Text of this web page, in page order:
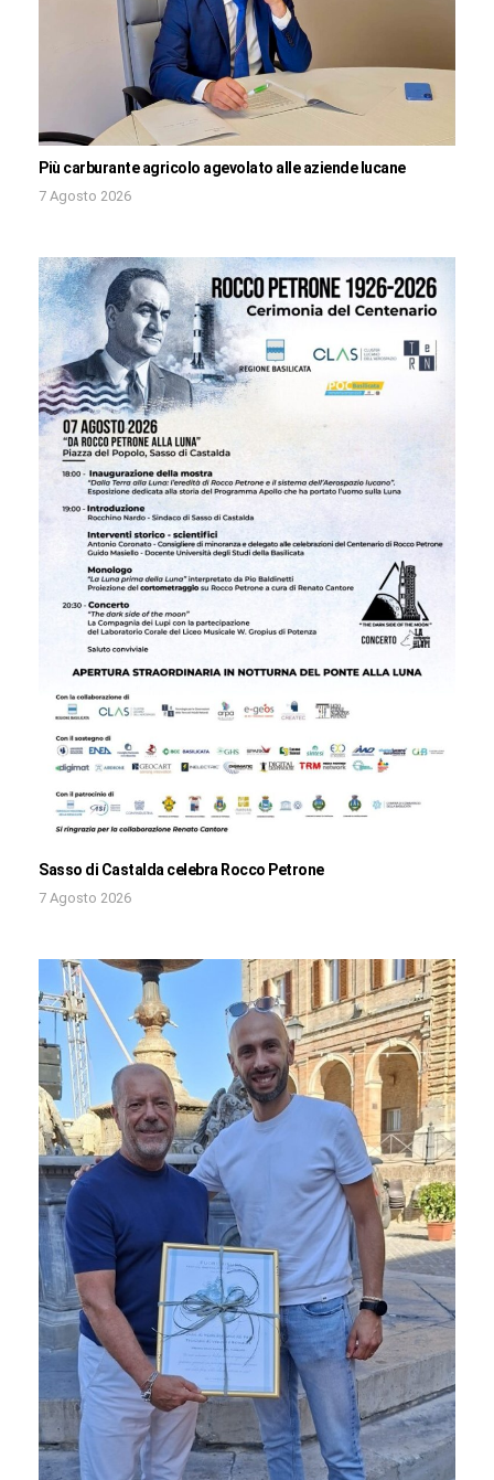
Più carburante agricolo agevolato alle aziende lucane
7 Agosto 2026
Sasso di Castalda celebra Rocco Petrone
7 Agosto 2026